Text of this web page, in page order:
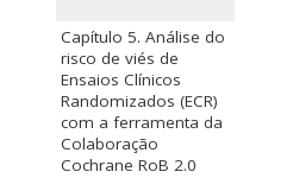
Capítulo 5. Análise do
risco de viés de
Ensaios Clínicos
Randomizados (ECR)
com a ferramenta da
Colaboração
Cochrane RoB 2.0